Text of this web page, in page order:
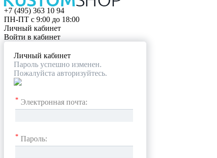
+7 (495) 363 10 94
ПН-ПТ с 9:00 до 18:00
Личный кабинет
Войти в кабинет
Личный кабинет
Пароль успешно изменен.
Пожалуйста авторизуйтесь.
* Электронная почта:
* Пароль: